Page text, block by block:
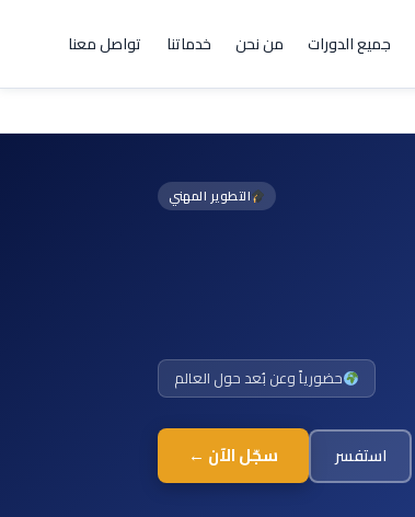
جميع الدورات من نحن خدماتنا تواصل معنا
التطوير المهني
حضورياً وعن بُعد حول العالم
سجّل الآن ← استفسر